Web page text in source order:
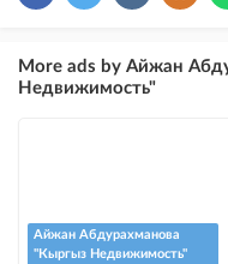
+ paid promotion on Instagram
More ads by Айжан
Недвижимость"
Айжан Абдурахманова
"Кыргыз Недвижимость"